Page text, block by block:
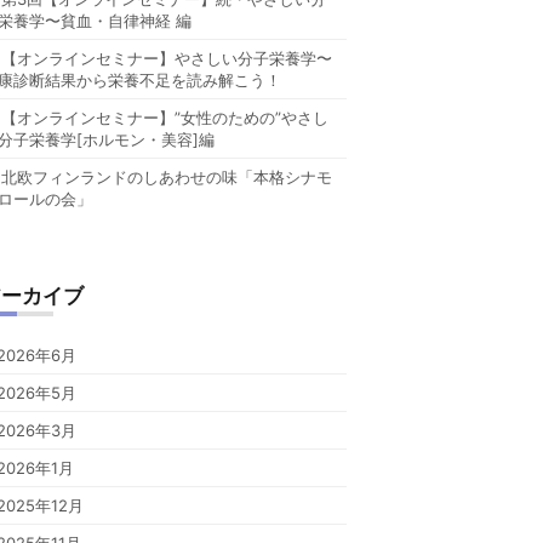
養学〜貧血・自律神経 編
【オンラインセミナー】やさしい分子栄養学〜
診断結果から栄養不足を読み解こう！
【オンラインセミナー】”女性のための”やさし
子栄養学[ホルモン・美容]編
北欧フィンランドのしあわせの味「本格シナモ
ールの会」
カイブ
年6月
年5月
年3月
年1月
年12月